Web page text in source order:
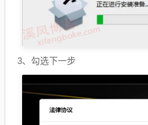
3、勾选下一步